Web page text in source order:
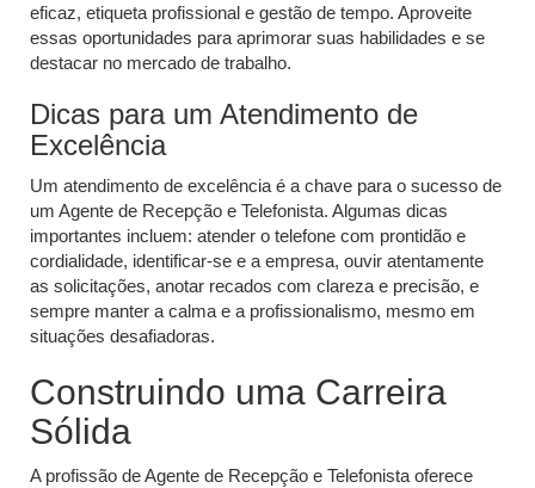
eficaz, etiqueta profissional e gestão de tempo. Aproveite
essas oportunidades para aprimorar suas habilidades e se
destacar no mercado de trabalho.
Dicas para um Atendimento de
Excelência
Um atendimento de excelência é a chave para o sucesso de
um Agente de Recepção e Telefonista. Algumas dicas
importantes incluem: atender o telefone com prontidão e
cordialidade, identificar-se e a empresa, ouvir atentamente
as solicitações, anotar recados com clareza e precisão, e
sempre manter a calma e a profissionalismo, mesmo em
situações desafiadoras.
Construindo uma Carreira
Sólida
A profissão de Agente de Recepção e Telefonista oferece